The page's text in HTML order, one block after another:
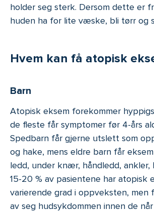
holder seg sterk. Dersom dette er
huden ha for lite væske, bli tørr og
Hvem kan få atopisk
Barn
Atopisk eksem forekommer
de fleste får symptomer før 4-års
Spedbarn får gjerne utslett som
og hake, mens eldre barn får
ledd, under knær, håndledd, ankler,
15-20 % av pasientene har atopisk
varierende grad i oppveksten, men
av seg hudsykdommen innen de